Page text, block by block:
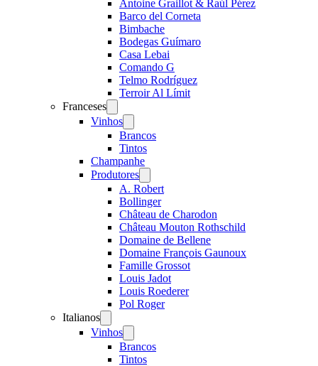
Antoine Graillot & Raúl Pérez
Barco del Corneta
Bimbache
Bodegas Guímaro
Casa Lebai
Comando G
Telmo Rodríguez
Terroir Al Límit
Franceses
menu
Vinhos
menu
Brancos
Tintos
Champanhe
Produtores
menu
A. Robert
Bollinger
Château de Charodon
Château Mouton Rothschild
Domaine de Bellene
Domaine François Gaunoux
Famille Grossot
Louis Jadot
Louis Roederer
Pol Roger
Italianos
menu
Vinhos
menu
Brancos
Tintos